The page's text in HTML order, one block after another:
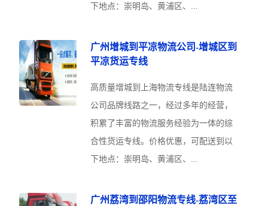
下地点：崇明岛、黄浦区、...
广州增城到平凉物流公司-增城区到
平凉货运专线
高质量增城到上海物流专线是陆连物流
公司品牌线路之一，经过多年的经营，
积累了丰富的物流服务经验为一体的综
合性货运专线。价格优惠，可配送到以
下地点：崇明岛、黄浦区、...
广州荔湾到邵阳物流专线-荔湾区至